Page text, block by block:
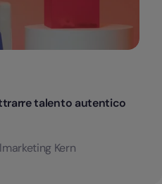
talento autentico
Kern